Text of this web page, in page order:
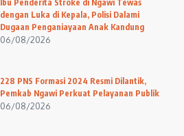
Ibu Penderita Stroke di Ngawi Tewas
dengan Luka di Kepala, Polisi Dalami
Dugaan Penganiayaan Anak Kandung
06/08/2026
228 PNS Formasi 2024 Resmi Dilantik,
Pemkab Ngawi Perkuat Pelayanan Publik
06/08/2026